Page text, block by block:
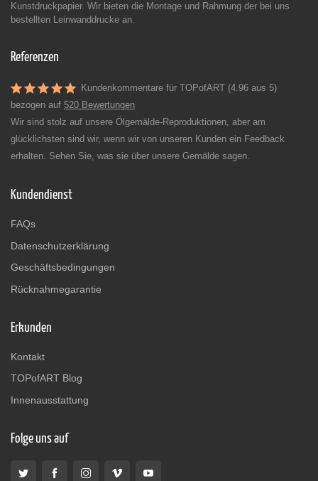
Kunstdruckpapier. Wir bieten die Montage und Rahmung der bei uns
bestellten Leinwanddrucke an.
Referenzen
Kundenkommentare für TOPofART (4.96 aus 5)
bezogen auf 520 Bewertungen
Wir sind stolz auf unsere Ölgemälde-Reproduktionen, aber am
glücklichsten sind wir, wenn wir von unseren Kunden ein Feedback
erhalten. Sehen Sie, was sie über unsere Gemälde sagen.
Kundendienst
FAQs
Datenschutzerklärung
Geschäftsbedingungen
Rücknahmegarantie
Erkunden
Kontakt
TOPofART Blog
Innenausstattung
Folge uns auf